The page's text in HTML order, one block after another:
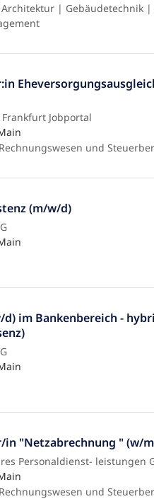
| Gebäudetechnik
Frankfurt Jobportal
und
(m/w/d)
im Bankenbereich -
in "Netzabrechnung " (w/
Personaldienst- leistungen
und